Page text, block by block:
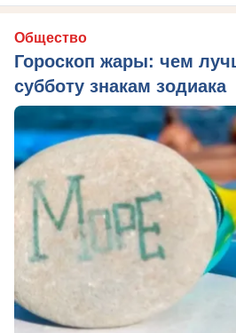
Общество
Гороскоп жары: чем
субботу знакам зодиака